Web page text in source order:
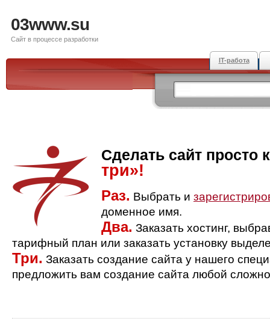
03www.su
Сайт в процессе разработки
IT-работа
Сделать сайт просто
три»!
Раз. Выбрать и
доменное имя.
Два. Заказать хостинг,
тарифный план или заказать установку
Три. Заказать создание сайта у нашего
предложить вам создание сайта любой